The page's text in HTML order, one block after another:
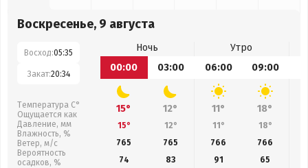
Воскресенье, 9 августа
Восход:05:35
Закат:20:34
Температура С°
Ощущается как
Давление, мм
Влажность, %
Ветер, м/с
Вероятность
осадков, %
Ночь
Утро
00:00
03:00 06:00 09:00
15° 12° 11° 18°
15° 12° 11° 18°
765
765 766 766
74
83 91 65